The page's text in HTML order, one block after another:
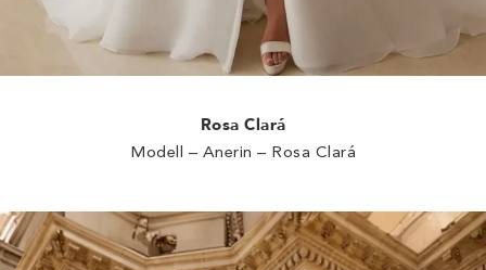
Rosa Clará
Modell – Anerin – Rosa Clará